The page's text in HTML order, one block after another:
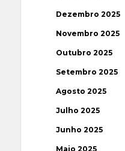
Dezembro 2025
Novembro 2025
Outubro 2025
Setembro 2025
Agosto 2025
Julho 2025
Junho 2025
Maio 2025